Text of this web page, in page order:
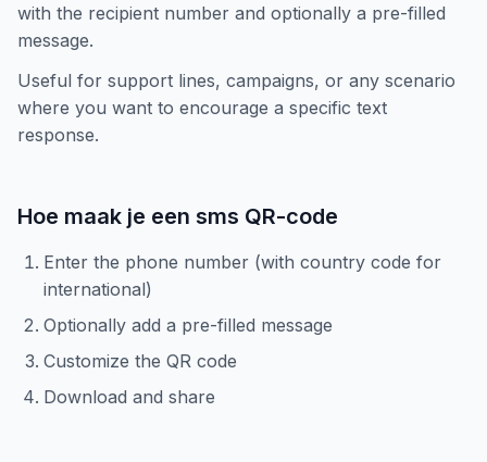
with the recipient number and optionally a pre-filled
message.
Useful for support lines, campaigns, or any scenario
where you want to encourage a specific text
response.
Hoe maak je een sms QR-code
Enter the phone number (with country code for
international)
Optionally add a pre-filled message
Customize the QR code
Download and share